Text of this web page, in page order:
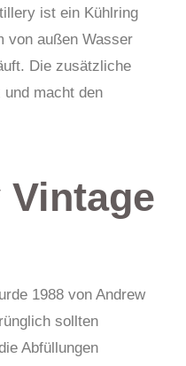
ist ein Kühlring
von außen Wasser
Die zusätzliche
und macht den
1988 von Andrew
sollten
Abfüllungen